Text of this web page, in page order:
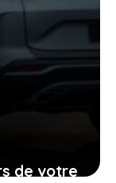
de votre